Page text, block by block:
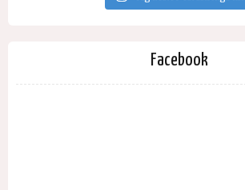
Facebook